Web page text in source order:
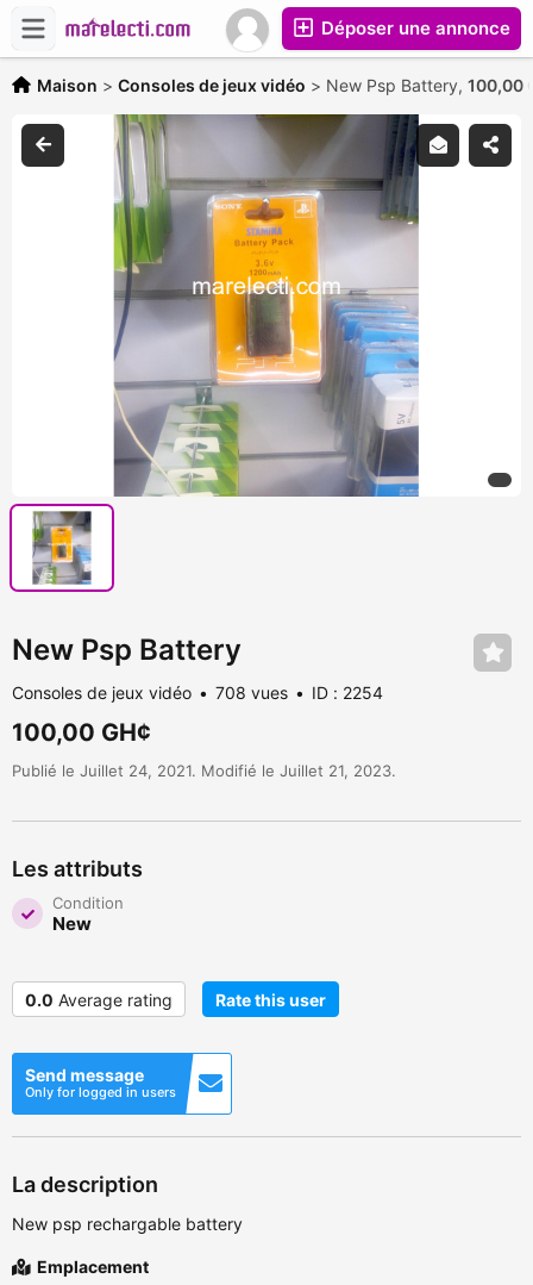
Déposer une annonce
Maison > Consoles de jeux vidéo > New Psp Battery, 100,00
New Psp Battery
Consoles de jeux vidéo 708 vues ID : 2254
100,00 GH¢
Publié le Juillet 24, 2021. Modifié le Juillet 21, 2023.
Les attributs
Condition
New
0.0 Average rating Rate this user
Send message
Only for logged in users
La description
New psp rechargable battery
Emplacement